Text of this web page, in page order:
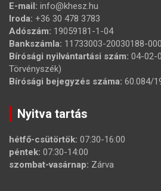
E-mail: info@khesz.hu
Iroda: +36 30 478 3783
Adószám: 19059181-1-04
Bankszámla: 11733003-20030188-
Bírósági nyilvántartási szám: 04-02-
Törvényszék)
Bírósági bejegyzés száma: 60.084/
Nyitva tartás
hétfő-csütörtök: 07:30-16:00
péntek: 07:30-14:00
szombat-vasárnap: Zárva